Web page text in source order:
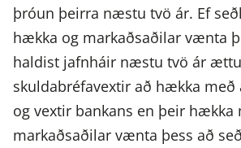
þróun þeirra næstu tvö ár. Ef
hækka og markaðsaðilar vænta
haldist jafnháir næstu tvö ár
skuldabréfavextir að hækka
og vextir bankans en þeir hækka
markaðsaðilar vænta þess að